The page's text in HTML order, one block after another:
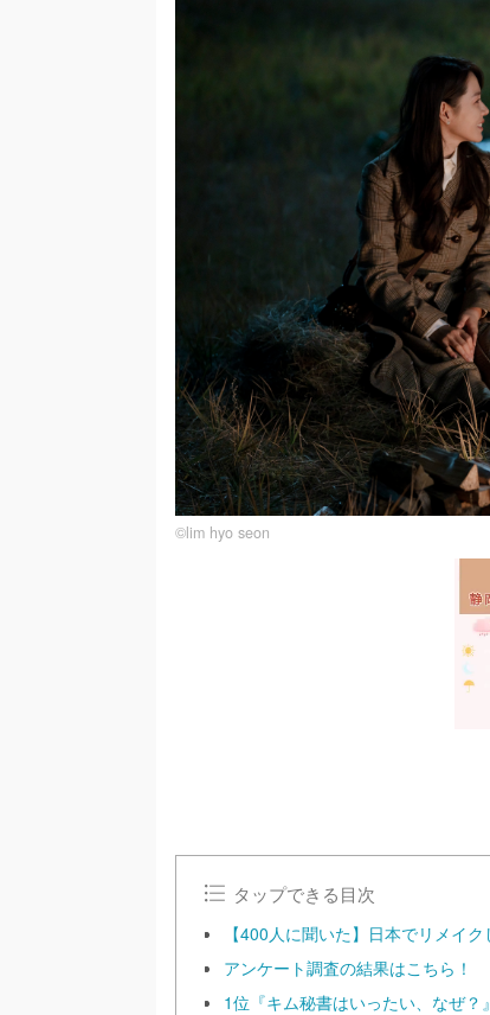
©lim hyo seon
タップできる目次
【400人に聞いた】日本でリメイ
アンケート調査の結果はこちら！
1位『キム秘書はいったい、なぜ？